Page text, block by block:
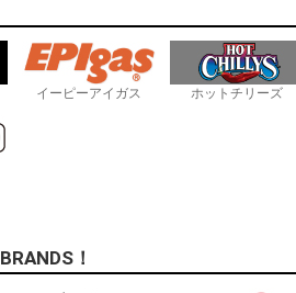
イーピーアイガス ホットチリーズ
！